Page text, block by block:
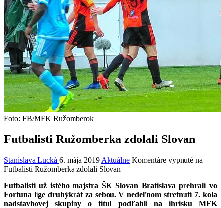
Foto: FB/MFK Ružomberok
Futbalisti Ružomberka zdolali Slovan
Stanislava Lucká 6. mája 2019 Aktuálne Komentáre vypnuté na
Futbalisti Ružomberka zdolali Slovan
Futbalisti už istého majstra ŠK Slovan Bratislava prehrali vo
Fortuna lige druhýkrát za sebou. V nedeľnom stretnutí 7. kola
nadstavbovej skupiny o titul podľahli na ihrisku MFK